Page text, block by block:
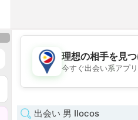
💖
理想の相手を見つ
今すぐ出会い系アプ
出会い 男 Ilocos